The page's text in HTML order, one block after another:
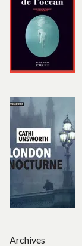
Archives